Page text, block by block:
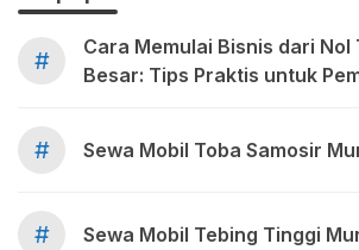
#
Cara Memulai Bisnis dari Nol
Besar: Tips Praktis untuk
# Sewa Mobil Toba Samosir
# Sewa Mobil Tebing Tinggi